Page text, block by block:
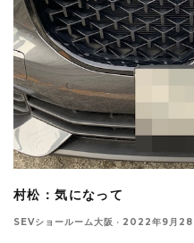
村松：気になって
SEVショールーム大阪 · 2022年9月28